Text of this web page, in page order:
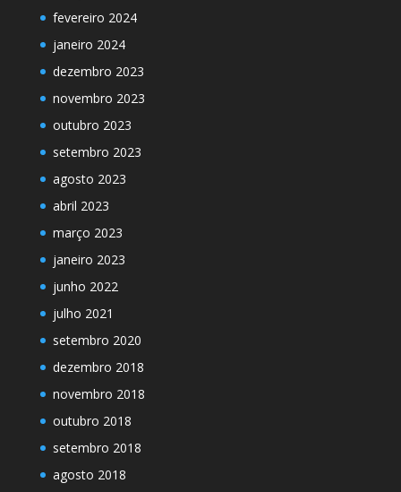
fevereiro 2024
janeiro 2024
dezembro 2023
novembro 2023
outubro 2023
setembro 2023
agosto 2023
abril 2023
março 2023
janeiro 2023
junho 2022
julho 2021
setembro 2020
dezembro 2018
novembro 2018
outubro 2018
setembro 2018
agosto 2018